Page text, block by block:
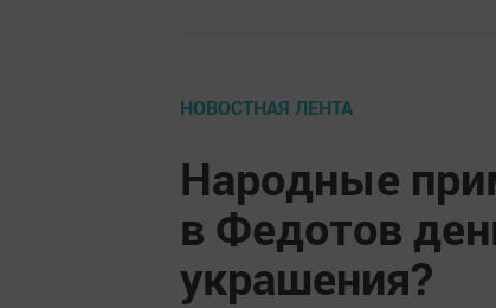
НОВОСТНАЯ ЛЕНТА
Народные
в Федотов
украшения?